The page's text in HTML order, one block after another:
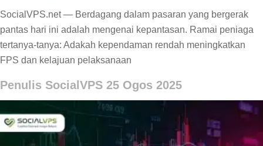
SocialVPS.net — Berdagang dalam pasaran yang bergerak
pantas hari ini adalah mengenai kepantasan. Ramai peniaga
tertanya-tanya: Adakah kependaman rendah meningkatkan
FPS dan kelajuan pelaksanaan
Penulis SocialVPS 25 Ogos 2025